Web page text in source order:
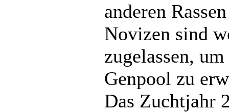
anderen
Novizen sind
zugelassen,
Genpool zu
Das Zuchtjahr